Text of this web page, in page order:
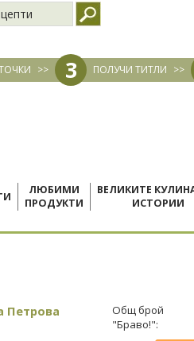
>> 3 ПОЛУЧИ ТИТЛИ >>
ЛЮБИМИ
ПРОДУКТИ
ВЕЛИКИТЕ
ИСТОРИИ
Петрова
Общ брой
"Браво!":